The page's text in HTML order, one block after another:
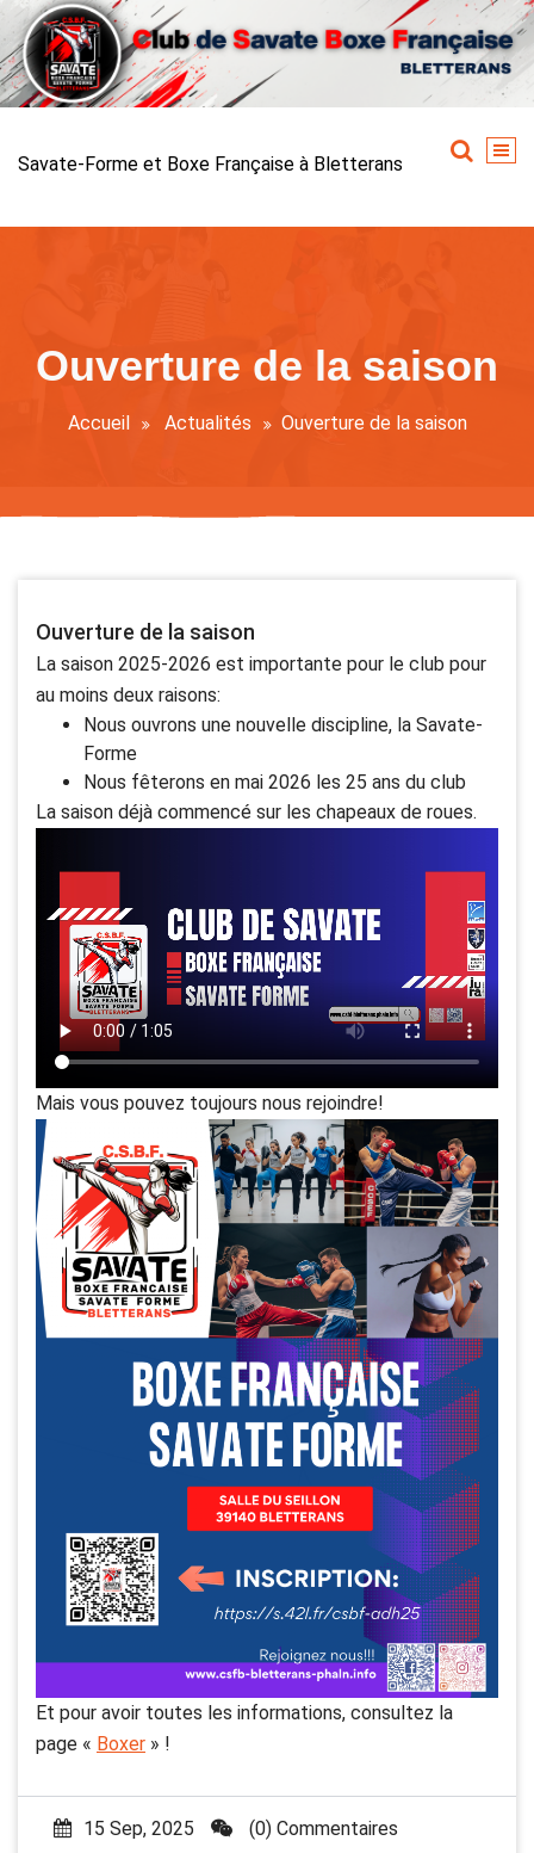
Aller
au
contenu
Savate-Forme et Boxe Française à Bletterans
Ouverture de la saison
Accueil Actualités Ouverture de la saison
Ouverture de la saison
La saison 2025-2026 est importante pour le club pour
au moins deux raisons:
Nous ouvrons une nouvelle discipline, la Savate-
Forme
Nous fêterons en mai 2026 les 25 ans du club
La saison déjà commencé sur les chapeaux de roues.
Mais vous pouvez toujours nous rejoindre!
Et pour avoir toutes les informations, consultez la
page « Boxer » !
15 Sep, 2025
(0) Commentaires